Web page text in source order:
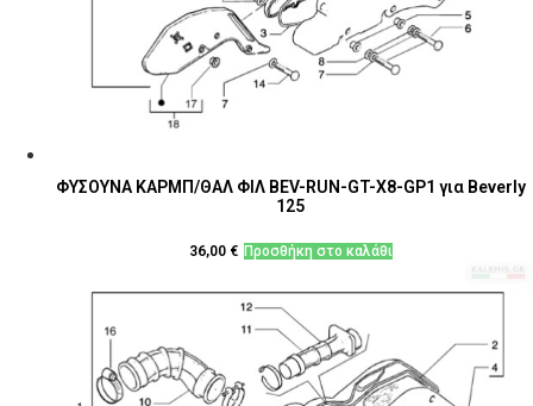
ΦΥΣΟΥΝΑ ΚΑΡΜΠ/ΘΑΛ ΦΙΛ BEV-RUN-GT-Χ8-GP1 για Beverly
125
36,00 € Προσθήκη στο καλάθι